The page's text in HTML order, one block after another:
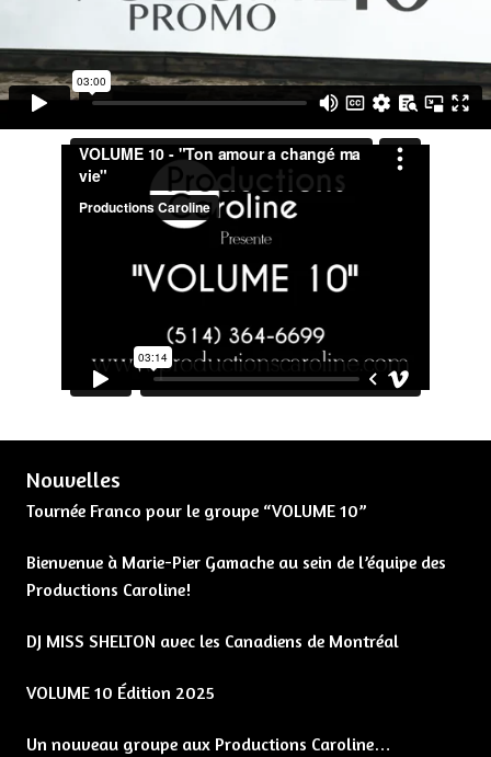
Nouvelles
Tournée Franco pour le groupe “VOLUME 10”
Bienvenue à Marie-Pier Gamache au sein de l’équipe des
Productions Caroline!
DJ MISS SHELTON avec les Canadiens de Montréal
VOLUME 10 Édition 2025
Un nouveau groupe aux Productions Caroline…